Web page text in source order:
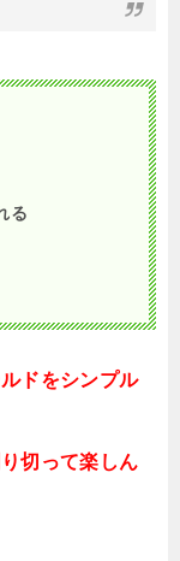
る
ドをシンプル
切って楽しん